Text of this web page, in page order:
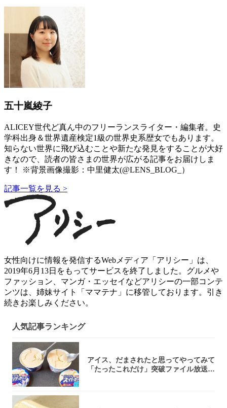
五十嵐綾子
ALICEY世代ど真ん中のフリーランスライター・編集者。史
学科出身＆世界遺産検定1級の世界史系歴女でもあります。
知らない世界に飛び込むことや新たな発見をすることが大好
きなので、読者の皆さまの世界が広がる記事をお届けしま
す！ ※背景画像撮影：中里健太(@LENS_BLOG_）
記事一覧を見る >
女性向けに情報を発信するWebメディア「アリシー」は、
2019年6月13日をもってサービスを終了しました。グルメや
ファッション、マンガ・エッセイなどアリシーの一部コンテ
ンツは、姉妹サイト「ママテナ」に移管しております。引き
続きお楽しみください。
人気記事ランキング
アイス、だまされたと思ってやってみて
「たったこれだけ」突破ファイル放送で